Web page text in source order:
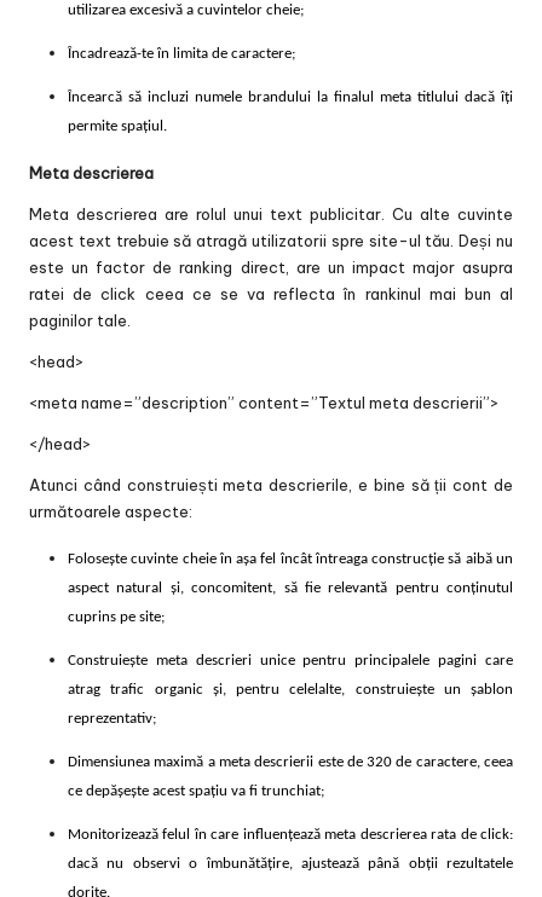
utilizarea excesivă a cuvintelor cheie;
Încadrează-te în limita de caractere;
Încearcă să incluzi numele brandului la finalul meta titlului dacă îți
permite spațiul.
Meta descrierea
Meta descrierea are rolul unui text publicitar. Cu alte cuvinte
acest text trebuie să atragă utilizatorii spre site-ul tău. Deși nu
este un factor de ranking direct, are un impact major asupra
ratei de click ceea ce se va reflecta în rankinul mai bun al
paginilor tale.
<head>
<meta name=”description” content=”Textul meta descrierii”>
</head>
Atunci când construiești meta descrierile, e bine să ții cont de
următoarele aspecte:
Folosește cuvinte cheie în așa fel încât întreaga construcție să aibă un
aspect natural și, concomitent, să fie relevantă pentru conținutul
cuprins pe site;
Construiește meta descrieri unice pentru principalele pagini care
atrag trafic organic și, pentru celelalte, construiește un șablon
reprezentativ;
Dimensiunea maximă a meta descrierii este de 320 de caractere, ceea
ce depășește acest spațiu va fi trunchiat;
Monitorizează felul în care influențează meta descrierea rata de click:
dacă nu observi o îmbunătățire, ajustează până obții rezultatele
dorite.